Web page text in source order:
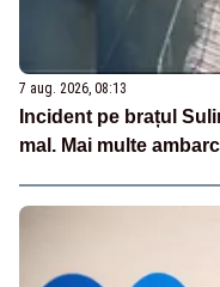
7 aug. 2026, 08:13
Incident pe brațul
mal. Mai multe